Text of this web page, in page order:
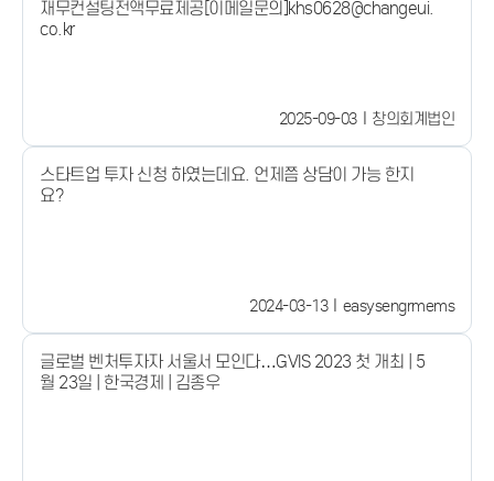
재무컨설팅전액무료제공[이메일문의]khs0628@changeui.
co.kr
2025-09-03 창의회계법인
스타트업 투자 신청 하였는데요. 언제쯤 상담이 가능 한지
요?
2024-03-13 easysengrmems
글로벌 벤처투자자 서울서 모인다…GVIS 2023 첫 개최 | 5
월 23일 | 한국경제 | 김종우